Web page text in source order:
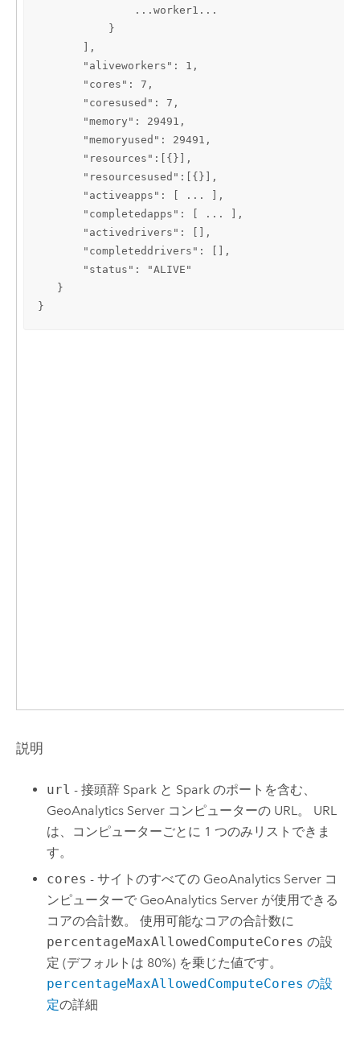
               ...worker1...
           }
       ],
       "aliveworkers": 1,
       "cores": 7,
       "coresused": 7,
       "memory": 29491,
       "memoryused": 29491,
       "resources":[{}],
       "resourcesused":[{}],
       "activeapps": [ ... ],
       "completedapps": [ ... ],
       "activedrivers": [],
       "completeddrivers": [],
       "status": "ALIVE"
   }
}
説明
url - 接頭辞 Spark と Spark のポートを含む、
GeoAnalytics Server コンピューターの URL。 URL
は、コンピューターごとに 1 つのみリストできま
す。
cores - サイトのすべての GeoAnalytics Server コ
ンピューターで GeoAnalytics Server が使用できる
コアの合計数。 使用可能なコアの合計数に
percentageMaxAllowedComputeCores の設
定 (デフォルトは 80%) を乗じた値です。
percentageMaxAllowedComputeCores の設
定の詳細